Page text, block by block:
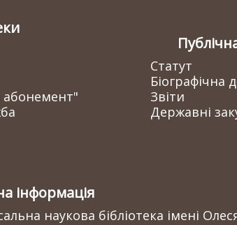
абонемент"
Статут
Біографічна
Звіти
Державні
інформація
наукова бібліотека імені